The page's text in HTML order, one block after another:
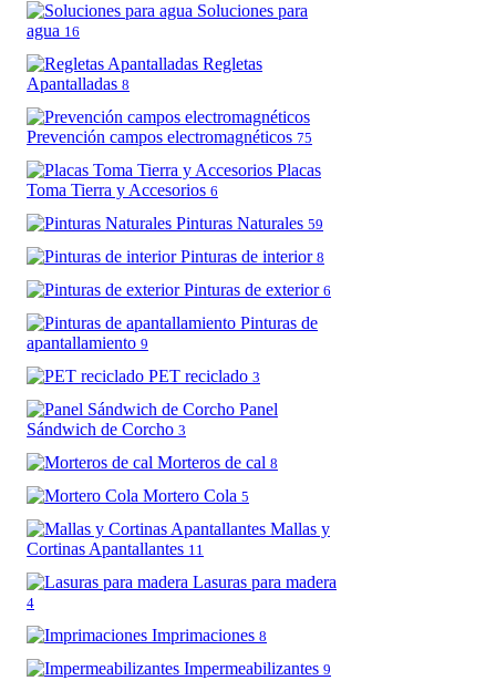
Soluciones para
agua 16
Regletas
Apantalladas 8
Prevención campos electromagnéticos 75
Placas
Toma Tierra y Accesorios 6
Pinturas Naturales 59
Pinturas de interior 8
Pinturas de exterior 6
Pinturas de
apantallamiento 9
PET reciclado 3
Panel
Sándwich de Corcho 3
Morteros de cal 8
Mortero Cola 5
Mallas y
Cortinas Apantallantes 11
Lasuras para madera
4
Imprimaciones 8
Impermeabilizantes 9